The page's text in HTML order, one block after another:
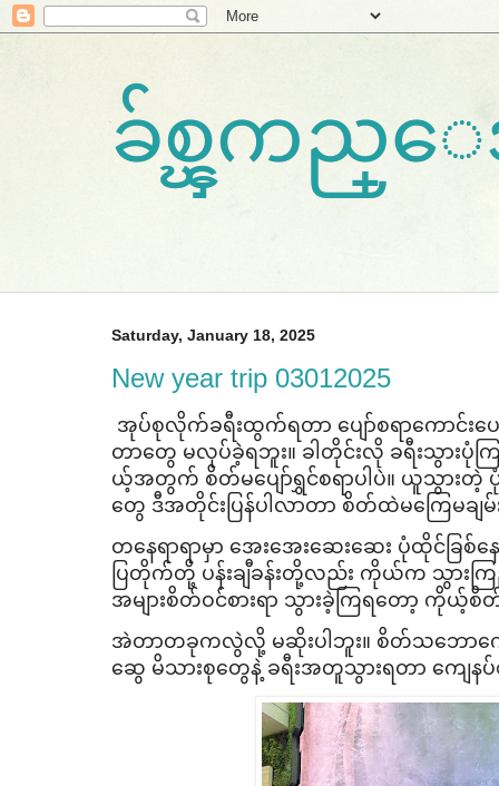
ခ်စ္ၾကည္ေ
Saturday, January 18, 2025
New year trip 03012025
အုပ်စုလိုက်ခရီးထွက်ရတာ ​ပျော်စရာ​ကောင်
တာ​တွေ မလုပ်ခဲ့ရဘူး။ ခါတိုင်းလို ခရီးသွားပုံက
ယ့်အတွက် စိတ်မ​ပျော်ရွှင်စရာပါပဲ။ ယူသွားတဲ့
တွေ ဒီအတိုင်းပြန်ပါလာတာ စိတ်ထဲမ​ကြေမချ
တ​နေရာရာမှာ ​အေး​အေး​ဆေး​ဆေး ပုံထိုင်ခြစ်​
ပြတိုက်တို့ ပန်းချီခန်းတို့လည်း ကိုယ်က သွားကြ
အများစိတ်ဝင်စားရာ သွားခဲ့ကြရ​တော့ ကိုယ့်စိ
အဲတာတခုကလွဲလို့ မဆိုးပါဘူး။ စိတ်သ​ဘော​ကေ
ဆွေ မိသားစု​တွေနဲ့ ခရီးအတူသွားရတာ ​ကျေနပ်စ